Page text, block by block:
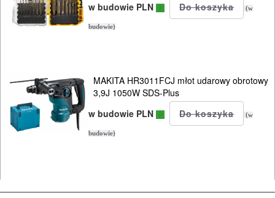
w budowie PLN
(w
budowie)
MAKITA HR3011FCJ młot udarowy obrotowy
3,9J 1050W SDS-Plus
w budowie PLN
(w
budowie)